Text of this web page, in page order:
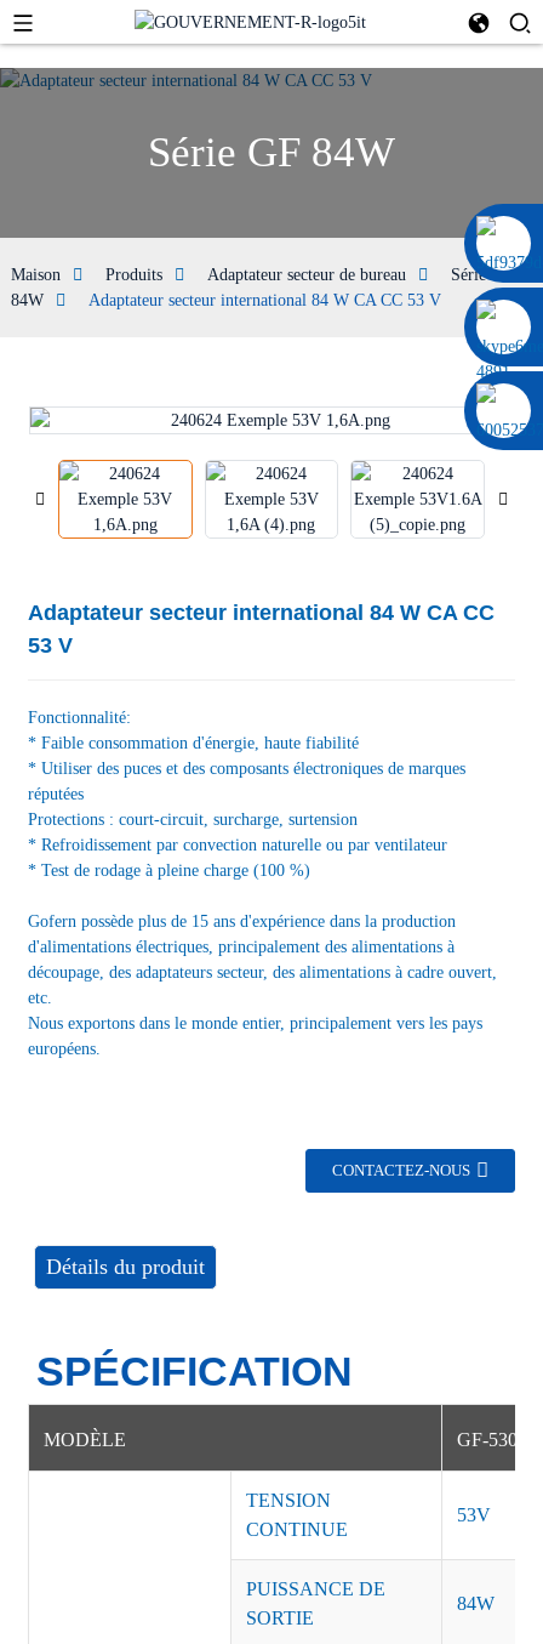
0086 13322920697
Série GF 84W
Maison Produits Adaptateur secteur de bureau
Série GF
84W
Adaptateur secteur international 84 W CA CC 53 V
Adaptateur secteur international 84 W CA CC
53 V
Fonctionnalité:
* Faible consommation d'énergie, haute fiabilité
* Utiliser des puces et des composants électroniques de marques
réputées
Protections : court-circuit, surcharge, surtension
* Refroidissement par convection naturelle ou par ventilateur
* Test de rodage à pleine charge (100 %)
Gofern possède plus de 15 ans d'expérience dans la production
d'alimentations électriques, principalement des alimentations à
découpage, des adaptateurs secteur, des alimentations à cadre ouvert,
etc.
Nous exportons dans le monde entier, principalement vers les pays
européens.
CONTACTEZ-NOUS
Détails du produit
SPÉCIFICATION
MODÈLE GF-
TENSION
CONTINUE
53V
PUISSANCE DE
SORTIE
84W